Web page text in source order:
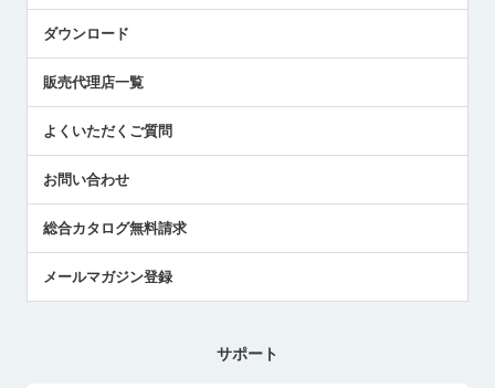
国/地域/言語
社員ブログ
中小企業のBCP地震対策
センサのテクニカルガイド
社長ブログ
ダウンロード
販売代理店一覧
よくいただくご質問
お問い合わせ
総合カタログ無料請求
メールマガジン登録
サポート